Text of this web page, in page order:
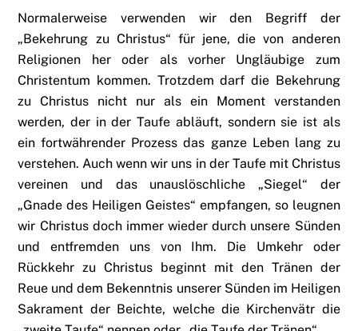
Normalerweise verwenden wir den Begriff der
„Bekehrung zu Christus“ für jene, die von anderen
Religionen her oder als vorher Ungläubige zum
Christentum kommen. Trotzdem darf die Bekehrung
zu Christus nicht nur als ein Moment verstanden
werden, der in der Taufe abläuft, sondern sie ist als
ein fortwährender Prozess das ganze Leben lang zu
verstehen. Auch wenn wir uns in der Taufe mit Christus
vereinen und das unauslöschliche „Siegel“ der
„Gnade des Heiligen Geistes“ empfangen, so leugnen
wir Christus doch immer wieder durch unsere Sünden
und entfremden uns von Ihm. Die Umkehr oder
Rückkehr zu Christus beginnt mit den Tränen der
Reue und dem Bekenntnis unserer Sünden im Heiligen
Sakrament der Beichte, welche die Kirchenvätr die